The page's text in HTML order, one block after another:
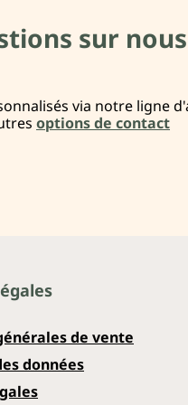
sur
via notre ligne
options de contact
de vente
données